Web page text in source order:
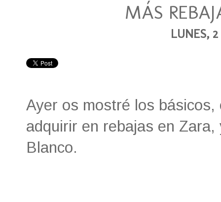
MÁS
LUNES,
Ayer os mostré los
adquirir en rebajas en
Blanco.